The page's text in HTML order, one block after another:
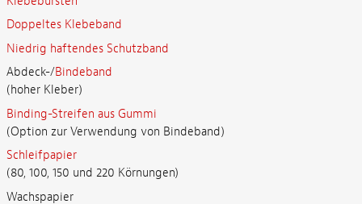
Doppeltes Klebeband
Niedrig haftendes Schutzband
Abdeck-/Bindeband
(hoher Kleber)
Binding-Streifen aus Gummi
(Option zur Verwendung von Bindeband)
Schleifpapier
(80, 100, 150 und 220 Körnungen)
Wachspapier